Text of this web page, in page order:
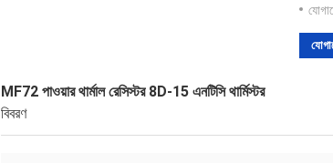
MF72 পাওয়ার থার্মাল রেসিস্টর 8D-15 এনটিসি থার্মিস্টর
বিবরণ